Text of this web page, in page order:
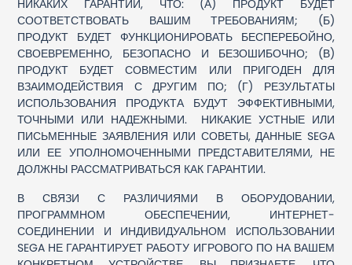
НИКАКИХ ГАРАНТИЙ, ЧТО: (А) ПРОДУКТ БУДЕТ
СООТВЕТСТВОВАТЬ ВАШИМ ТРЕБОВАНИЯМ; (Б)
ПРОДУКТ БУДЕТ ФУНКЦИОНИРОВАТЬ БЕСПЕРЕБОЙНО,
СВОЕВРЕМЕННО, БЕЗОПАСНО И БЕЗОШИБОЧНО; (В)
ПРОДУКТ БУДЕТ СОВМЕСТИМ ИЛИ ПРИГОДЕН ДЛЯ
ВЗАИМОДЕЙСТВИЯ С ДРУГИМ ПО; (Г) РЕЗУЛЬТАТЫ
ИСПОЛЬЗОВАНИЯ ПРОДУКТА БУДУТ ЭФФЕКТИВНЫМИ,
ТОЧНЫМИ ИЛИ НАДЕЖНЫМИ. НИКАКИЕ УСТНЫЕ ИЛИ
ПИСЬМЕННЫЕ ЗАЯВЛЕНИЯ ИЛИ СОВЕТЫ, ДАННЫЕ SEGA
ИЛИ ЕЕ УПОЛНОМОЧЕННЫМИ ПРЕДСТАВИТЕЛЯМИ, НЕ
ДОЛЖНЫ РАССМАТРИВАТЬСЯ КАК ГАРАНТИИ.
В СВЯЗИ С РАЗЛИЧИЯМИ В ОБОРУДОВАНИИ,
ПРОГРАММНОМ ОБЕСПЕЧЕНИИ, ИНТЕРНЕТ-
СОЕДИНЕНИИ И ИНДИВИДУАЛЬНОМ ИСПОЛЬЗОВАНИИ
SEGA НЕ ГАРАНТИРУЕТ РАБОТУ ИГРОВОГО ПО НА ВАШЕМ